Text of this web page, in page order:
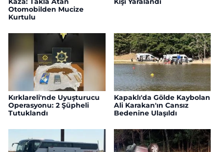
Otomobilden Mucize
Kurtulu
Kırklareli'nde Uyuşturucu
Operasyonu: 2 Şüpheli
Tutuklandı
Kapaklı'da Gölde Kaybolan
Ali Karakan'ın Cansız
Bedenine Ulaşıldı